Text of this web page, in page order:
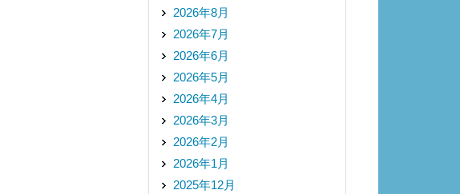
2026年8月
2026年7月
2026年6月
2026年5月
2026年4月
2026年3月
2026年2月
2026年1月
2025年12月